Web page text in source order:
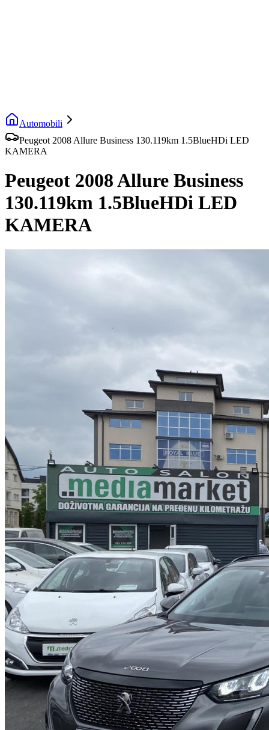
Automobili
Peugeot 2008 Allure Business 130.119km 1.5BlueHDi LED
KAMERA
Peugeot 2008 Allure Business
130.119km 1.5BlueHDi LED
KAMERA